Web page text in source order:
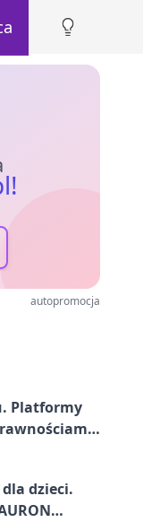
autopromocja
Platformy
dzieci.